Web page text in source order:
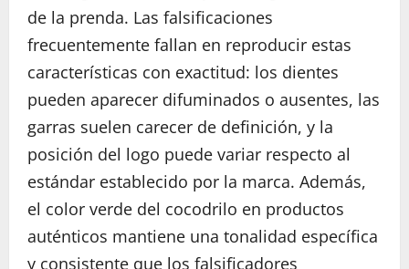
de la prenda. Las falsificaciones
frecuentemente fallan en reproducir estas
características con exactitud: los dientes
pueden aparecer difuminados o ausentes, las
garras suelen carecer de definición, y la
posición del logo puede variar respecto al
estándar establecido por la marca. Además,
el color verde del cocodrilo en productos
auténticos mantiene una tonalidad específica
y consistente que los falsificadores